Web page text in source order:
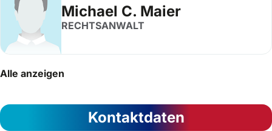
Michael C. Maier
RECHTSANWALT
Alle anzeigen
Kontaktdaten